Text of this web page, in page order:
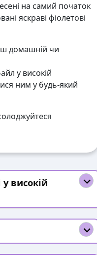
на самий початок
яскраві фіолетові
домашній чи
у високій
ним у будь-який
високій